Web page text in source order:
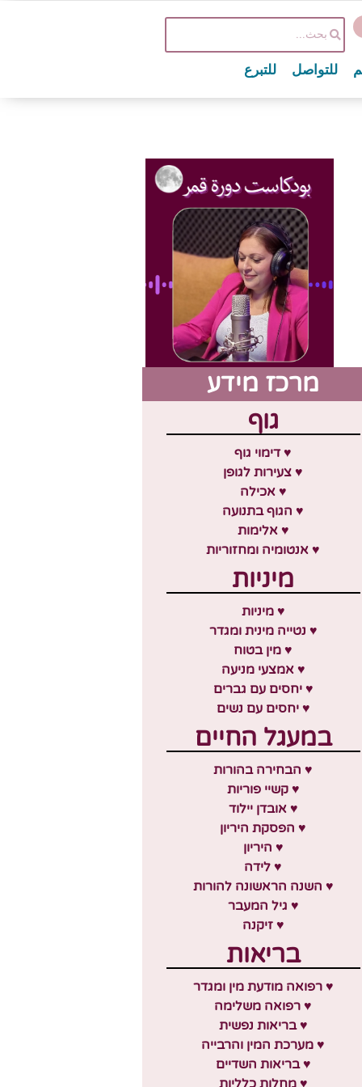
للتواصل للتبرع
מרכז מידע
גוף
♥ דימוי גוף
♥ צעירות לגופן
♥ אכילה
♥ הגוף בתנועה
♥ אלימות
♥ אנטומיה ומחזוריות
מיניות
♥ מיניות
♥ נטייה מינית ומגדר
♥ מין בטוח
♥ אמצעי מניעה
♥ יחסים עם גברים
♥ יחסים עם נשים
במעגל החיים
♥ הבחירה בהורות
♥ קשיי פוריות
♥ אובדן יילוד
♥ הפסקת היריון
♥ היריון
♥ לידה
♥ השנה הראשונה להורות
♥ גיל המעבר
♥ זיקנה
בריאות
♥ רפואה מודעת מין ומגדר
♥ רפואה משלימה
♥ בריאות נפשית
♥ מערכת המין והרבייה
♥ בריאות השדיים
♥ מחלות כלליות